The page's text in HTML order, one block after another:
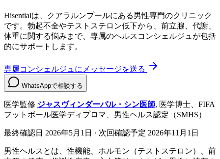
Hisentialは、クアラルンプールにある男性専門のクリニック
です。勃起不全やテストステロン低下から、前立腺、代謝、
体重に関する悩みまで、専属のヘルスコンシェルジュが包括
的にサポートします。
専属コンシェルジュにメッセージを送る
WhatsAppで相談する
医学監修 ジャスヴィンダーパル・シン医師, 医学博士、FIFA
フットボール医学ディプロマ、男性ヘルス認定（SMHS）
最終確認日 2026年5月1日 · 次回確認予定 2026年11月1日
男性ヘルスとは、性機能、ホルモン（テストステロン）、前